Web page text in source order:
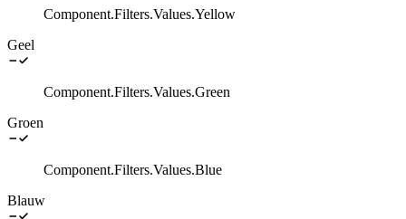
Component.Filters.Values.Yellow
Geel
Component.Filters.Values.Green
Groen
Component.Filters.Values.Blue
Blauw